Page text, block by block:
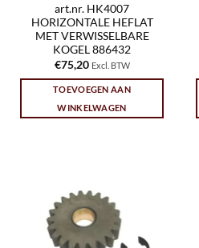
art.nr. HK4007
HORIZONTALE HEFLAT
MET VERWISSELBARE
KOGEL 886432
€75,20 Excl. BTW
TOEVOEGEN AAN
WINKELWAGEN